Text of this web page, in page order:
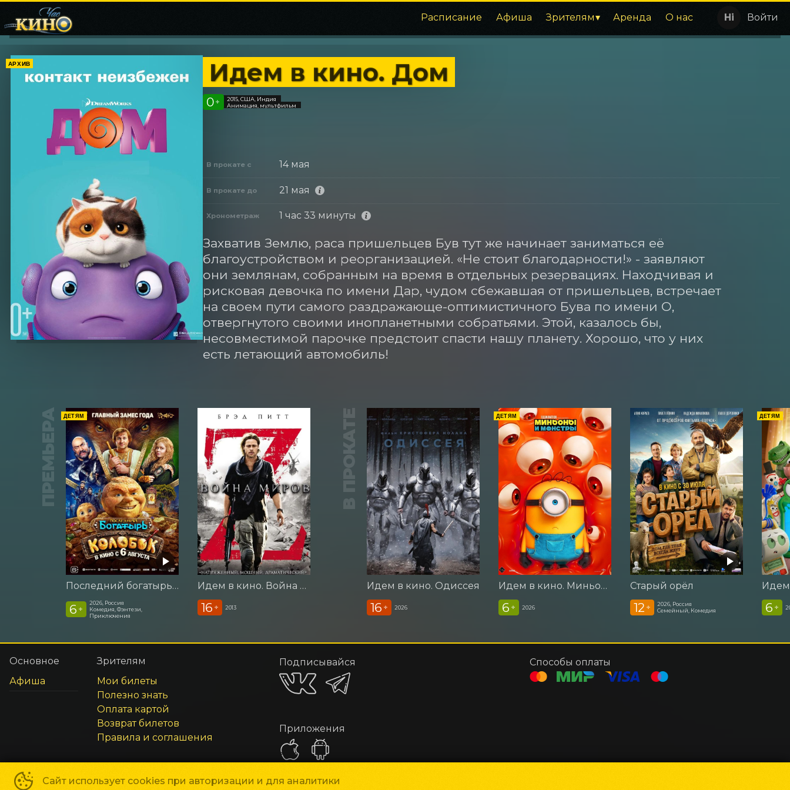
Расписание Афиша Зрителям Аренда О нас Войти
АРХИВ Идем в кино. Дом
0 +
2015, США, Индия
Анимация, мультфильм
В прокате с 14 мая
В прокате до 21 мая
Хронометраж 1 час 33 минуты
Захватив Землю, раса пришельцев Був тут же начинает заниматься её
благоустройством и реорганизацией. «Не стоит благодарности!» - заявляют
они землянам, собранным на время в отдельных резервациях. Находчивая и
рисковая девочка по имени Дар, чудом сбежавшая от пришельцев, встречает
на своем пути самого раздражающе-оптимистичного Бува по имени О,
отвергнутого своими инопланетными собратьями. Этой, казалось бы,
несовместимой парочке предстоит спасти нашу планету. Хорошо, что у них
есть летающий автомобиль!
ПРЕМЬЕРА ДЕТЯМ
Последний богатырь. Колобок
6 +
2026, Россия
Комедия, Фэнтези,
Приключения
Идем в кино. Война миров Z
16 + 2013
В ПРОКАТЕ
Идем в кино. Одиссея
16 + 2026
ДЕТЯМ
Идем в кино. Миньоны и монстры
6 + 2026
Старый орёл
12 +
2026, Россия
Семейный, Комедия
ДЕТЯМ
6 +
Сайт использует cookies при авторизации и для аналитики
Основное
Афиша
Зрителям
Мои билеты
Полезно знать
Оплата картой
Возврат билетов
Правила и соглашения
Подписывайся
Приложения
Способы оплаты